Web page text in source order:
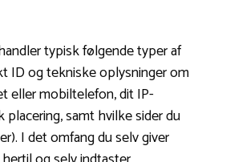
typisk følgende typer af
ID og tekniske oplysninger om
eller mobiltelefon, dit IP-
placering, samt hvilke sider du
I det omfang du selv giver